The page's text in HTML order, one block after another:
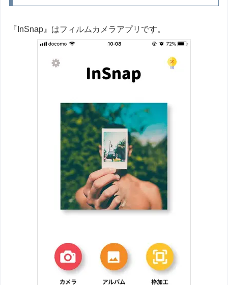
『InSnap』はフィルムカメラアプリです。